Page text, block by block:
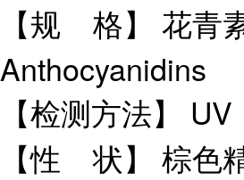
【规 格】 花青
Anthocyanidins
【检测方法】 UV
【性 状】 棕色